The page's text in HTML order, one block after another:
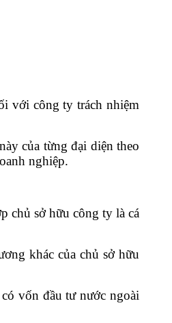
với công ty trách nhiệm
của từng đại diện theo
nghiệp.
chủ sở hữu công ty là cá
khác của chủ sở hữu
vốn đầu tư nước ngoài